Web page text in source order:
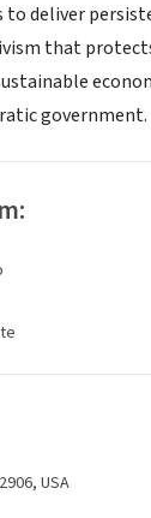
to deliver
that
government.
USA